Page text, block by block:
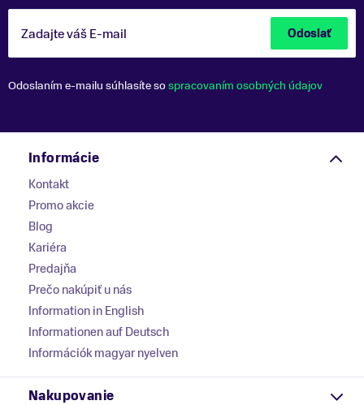
Zadajte váš E-mail Odoslať
Odoslaním e-mailu súhlasíte sospracovaním osobných údajov
Informácie
Kontakt
Promo akcie
Blog
Kariéra
Predajňa
Prečo nakúpiť u nás
Information in English
Informationen auf Deutsch
Információk magyar nyelven
Nakupovanie